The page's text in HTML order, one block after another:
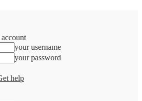
your username
your password
help